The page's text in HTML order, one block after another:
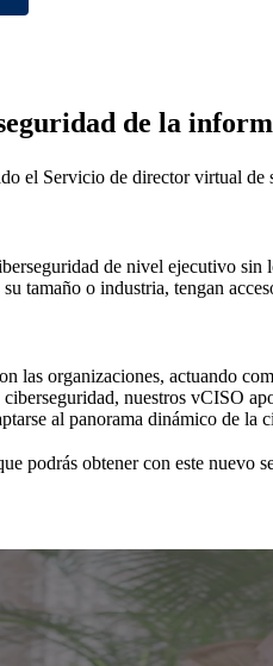
de la
el Servicio de director virtual
de nivel ejecutivo
tamaño o industria, tengan
las organizaciones, actuando
ciberseguridad, nuestros vCISO
al panorama dinámico de la
podrás obtener con este nuevo